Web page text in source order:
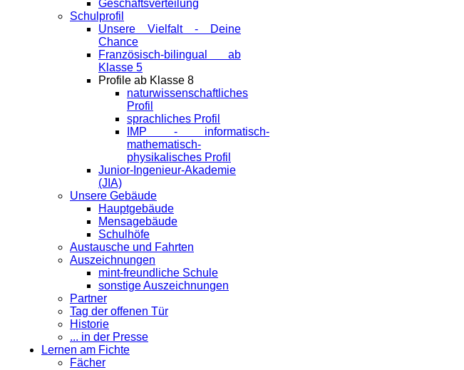
Geschäftsverteilung
Schulprofil
Unsere Vielfalt - Deine
Chance
Französisch-bilingual ab
Klasse 5
Profile ab Klasse 8
naturwissenschaftliches
Profil
sprachliches Profil
IMP - informatisch-
mathematisch-
physikalisches Profil
Junior-Ingenieur-Akademie
(JIA)
Unsere Gebäude
Hauptgebäude
Mensagebäude
Schulhöfe
Austausche und Fahrten
Auszeichnungen
mint-freundliche Schule
sonstige Auszeichnungen
Partner
Tag der offenen Tür
Historie
... in der Presse
Lernen am Fichte
Fächer